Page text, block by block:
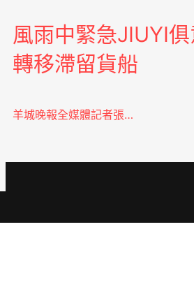
風雨中緊急JIUYI
轉移滯留貨船
羊城晚報全媒體記者張…